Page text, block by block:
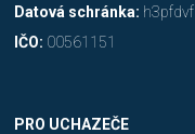
Datová schránka: h3pfdvf
IČO: 00561151
PRO UCHAZEČE